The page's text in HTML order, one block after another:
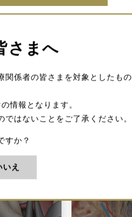
さまへ
関係者の皆さまを対象としたもの
情報となります。
はないことをご了承ください。
すか？
いえ
コピー